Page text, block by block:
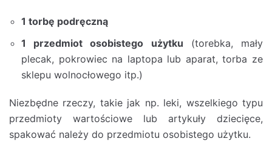
1 torbę podręczną
1 przedmiot osobistego użytku (torebka, mały
plecak, pokrowiec na laptopa lub aparat, torba ze
sklepu wolnocłowego itp.)
Niezbędne rzeczy, takie jak np. leki, wszelkiego typu
przedmioty wartościowe lub artykuły dziecięce,
spakować należy do przedmiotu osobistego użytku.